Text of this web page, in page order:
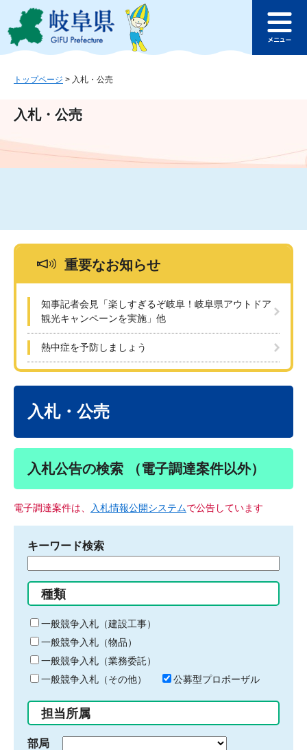
ジ
ュ
文
このページの本文へ
ュ
トップページ > 入札・公売
入札・公売
重要なお知らせ
知事記者会見「楽しすぎるぞ岐阜！岐阜県アウトドア
観光キャンペーンを実施」他
熱中症を予防しましょう
入札・公売
入札公告の検索 （電子調達案件以外）
電子調達案件は、 入札情報公開システムで公告しています
キーワード検索
る
キ
ー
ワ
ー
ド
入
力
種類
一般競争入札（建設工事）
一般競争入札（物品）
一般競争入札（業務委託）
一般競争入札（その他）
公募型プロポーザル
担当所属
部局